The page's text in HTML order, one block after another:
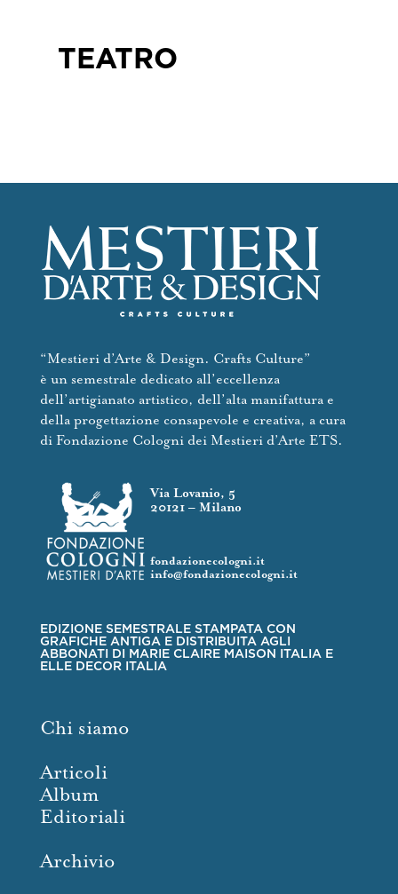
TEATRO
“Mestieri d’Arte & Design. Crafts Culture”
è un semestrale dedicato all’eccellenza
dell’artigianato artistico, dell’alta manifattura e
della progettazione consapevole e creativa, a cura
di Fondazione Cologni dei Mestieri d’Arte ETS.
Via Lovanio, 5
20121 – Milano
fondazionecologni.it
info@fondazionecologni.it
EDIZIONE SEMESTRALE STAMPATA CON
GRAFICHE ANTIGA E DISTRIBUITA AGLI
ABBONATI DI MARIE CLAIRE MAISON ITALIA E
ELLE DECOR ITALIA
Chi siamo
Articoli
Album
Editoriali
Archivio